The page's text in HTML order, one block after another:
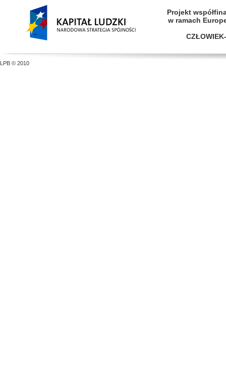
Projekt
w ramach
LPB © 2010